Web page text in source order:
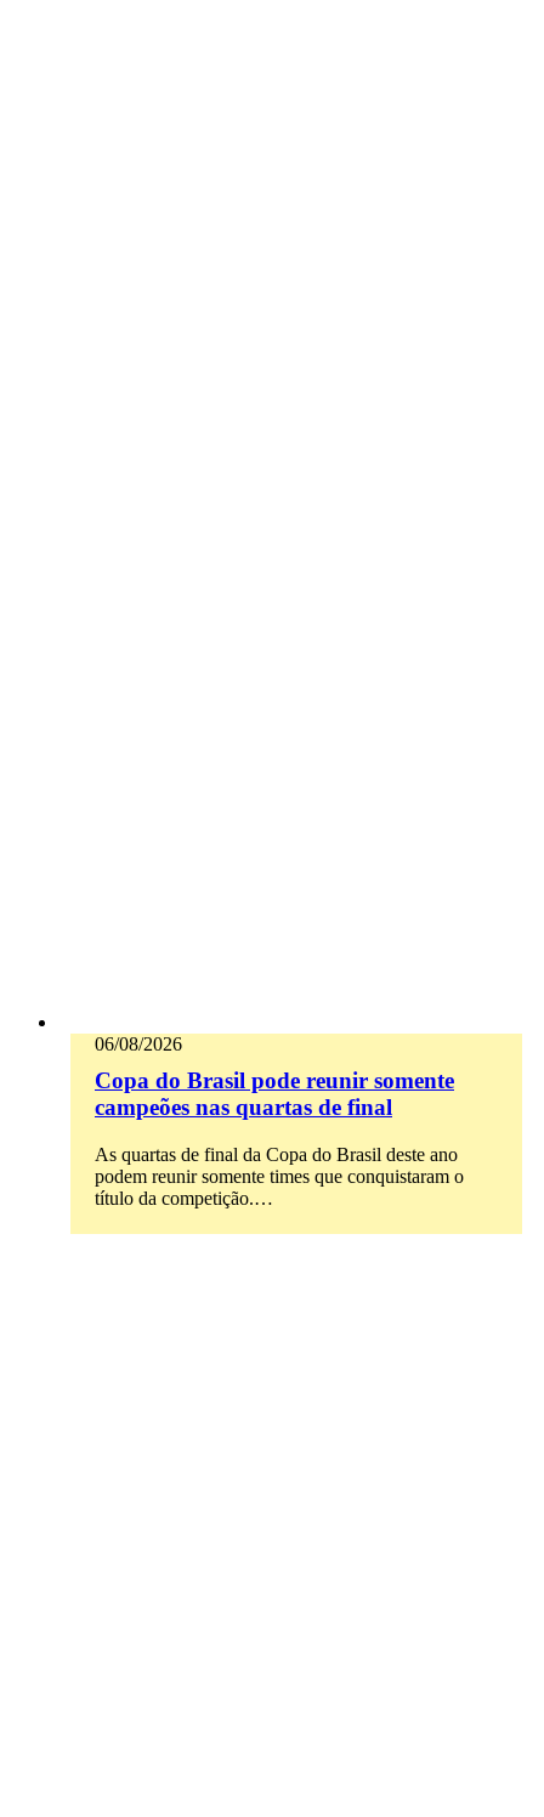
06/08/2026
Copa do Brasil pode reunir somente
campeões nas quartas de final
As quartas de final da Copa do Brasil deste ano
podem reunir somente times que conquistaram o
título da competição.…